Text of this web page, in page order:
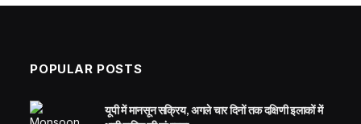
POPULAR POSTS
यूपी में मानसून सक्रिय, अगले चार दिनों तक दक्षिणी इलाकों में